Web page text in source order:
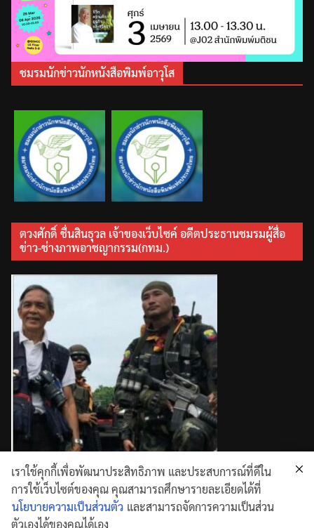
ชมรมนักข่าวนักหนังสือพิมพ์อาวุโส
ตวงศักดิ์ ชื่นสินธุวล เจ้าของเว็บไซค์ อดีตประธานชมรมผู้สื่อ
ข่าว-ช่างภาพอาชญากรรม(กทม.)
เราใช้คุกกี้เพื่อพัฒนาประสิทธิภาพ และประสบการณ์ที่ดีใน
การใช้เว็บไซต์ของคุณ คุณสามารถศึกษารายละเอียดได้ที่
นโยบายความเป็นส่วนตัว และสามารถจัดการความเป็นส่วน
ตัวเองได้ของคุณได้เอง